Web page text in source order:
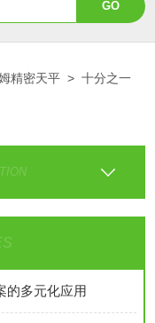
精密天平 >十分之一
的多元化应用